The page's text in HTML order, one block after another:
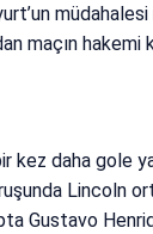
maçın hakemi
kez daha gole
Lincoln
Gustavo